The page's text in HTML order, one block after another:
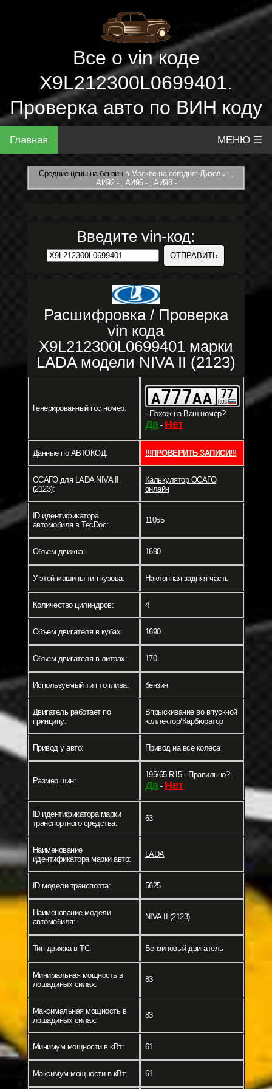
Все о vin коде
X9L212300L0699401.
Проверка авто по ВИН коду
Главная МЕНЮ ☰
Средние цены на бензинв Москве на сегодня: Дизель - ,
АИ92 - , АИ95 - , АИ98 -
Введите vin-код:
Расшифровка / Проверка
vin кода
X9L212300L0699401 марки
LADA модели NIVA II (2123)
Генерированный гос номер:
- Похож на Ваш номер? -
Да- Нет
Данные по АВТОКОД: !!!ПРОВЕРИТЬ ЗАПИСИ!!!
ОСАГО для LADA NIVA II
(2123):
Калькулятор ОСАГО
онлайн
ID идентификатора
автомобиля в TecDoc:
11055
Объем движка: 1690
У этой машины тип кузова: Наклонная задняя часть
Количество цилиндров: 4
Объем двигателя в кубах: 1690
Объем двигателя в литрах: 170
Используемый тип топлива: бензин
Двигатель работает по
принципу:
Впрыскивание во впускной
коллектор/Карбюратор
Привод у авто: Привод на все колеса
Размер шин:
195/65 R15 - Правильно? -
Да- Нет
ID идентификатора марки
транспортного средства:
63
Наименование
идентификатора марки авто:
LADA
ID модели транспорта: 5625
Наименование модели
автомобиля:
NIVA II (2123)
Тип движка в ТС: Бензиновый двигатель
Минимальная мощность в
лошадиных силах:
83
Максимальная мощность в
лошадиных силах:
83
Минимум мощности в кВт: 61
Максимум мощности в кВт: 61